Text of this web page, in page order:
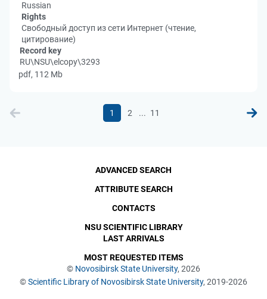
Russian
Rights
Свободный доступ из сети Интернет (чтение,
цитирование)
Record key
RU\NSU\elcopy\3293
pdf, 112 Mb
1 2 ... 11
© Novosibirsk State University, 2026
©Scientific Library of Novosibirsk State University, 2019-2026
ADVANCED SEARCH
ATTRIBUTE SEARCH
CONTACTS
NSU SCIENTIFIC LIBRARY
LAST ARRIVALS
MOST REQUESTED ITEMS